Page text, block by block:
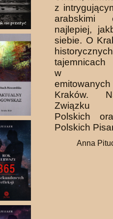
z
arabskimi
najlepiej,
siebie. O
historycznych
tajemnicach
w
Kraków.
Związku
Polskich
Polskich
Anna